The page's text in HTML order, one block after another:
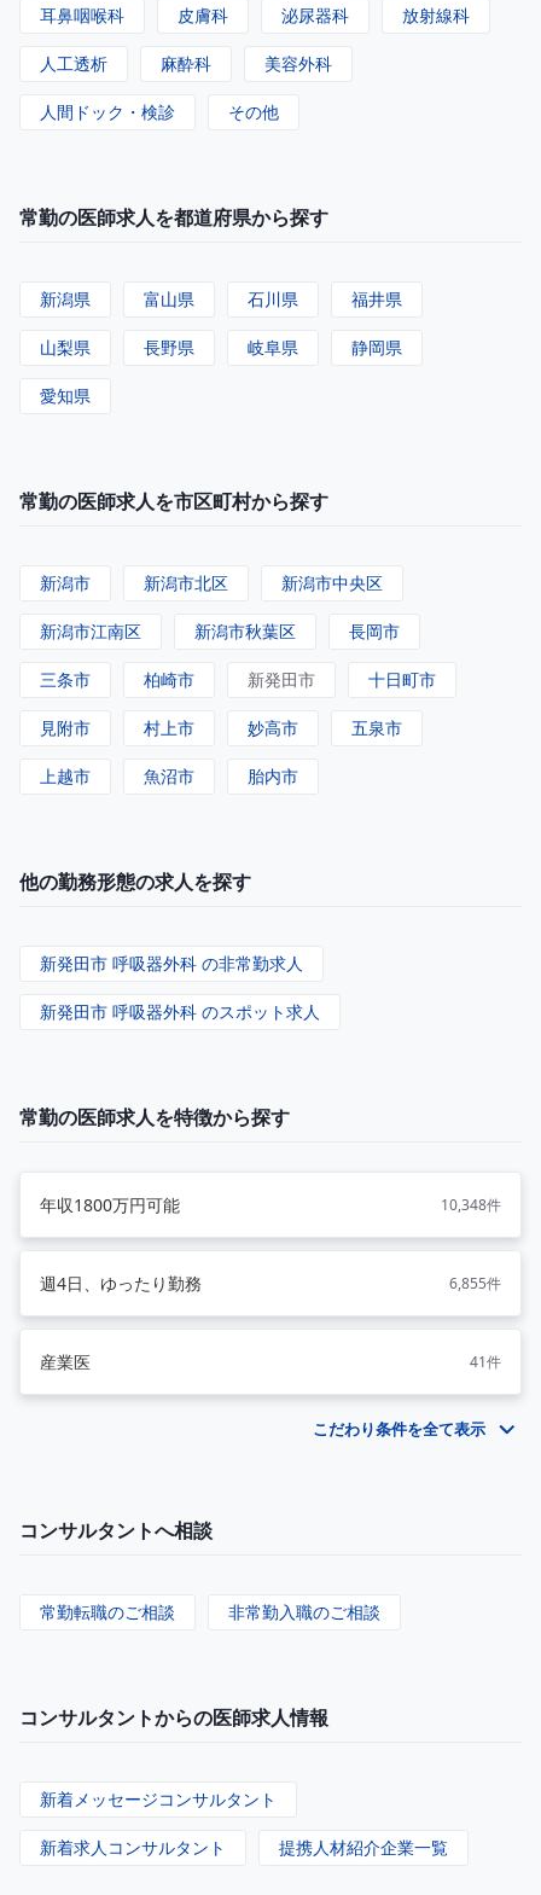
耳鼻咽喉科 皮膚科 泌尿器科 放射線科
人工透析 麻酔科 美容外科
人間ドック・検診 その他
常勤の医師求人を都道府県から探す
新潟県 富山県 石川県 福井県
山梨県 長野県 岐阜県 静岡県
愛知県
常勤の医師求人を市区町村から探す
新潟市 新潟市北区 新潟市中央区
新潟市江南区 新潟市秋葉区 長岡市
三条市 柏崎市 新発田市 十日町市
見附市 村上市 妙高市 五泉市
上越市 魚沼市 胎内市
他の勤務形態の求人を探す
新発田市 呼吸器外科 の非常勤求人
新発田市 呼吸器外科 のスポット求人
常勤の医師求人を特徴から探す
年収1800万円可能 10,348件
週4日、ゆったり勤務 6,855件
産業医 41件
こだわり条件を全て表示
コンサルタントへ相談
常勤転職のご相談 非常勤入職のご相談
コンサルタントからの医師求人情報
新着メッセージコンサルタント
新着求人コンサルタント 提携人材紹介企業一覧